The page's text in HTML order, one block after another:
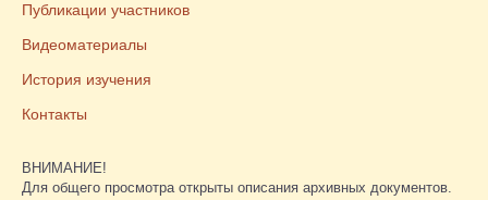
Публикации участников
Видеоматериалы
История изучения
Контакты
ВНИМАНИЕ!
Для общего просмотра открыты описания архивных документов.